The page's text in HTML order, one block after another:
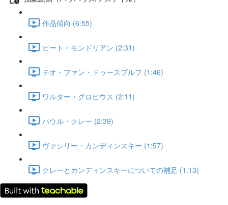
作品傾向 (6:55)
ピート・モンドリアン (2:31)
テオ・ファン・ドゥースブルフ (1:46)
ワルター・グロピウス (2:11)
パウル・クレー (2:39)
ヴァシリー・カンディンスキー (1:57)
クレーとカンディンスキーについての補足 (1:13)